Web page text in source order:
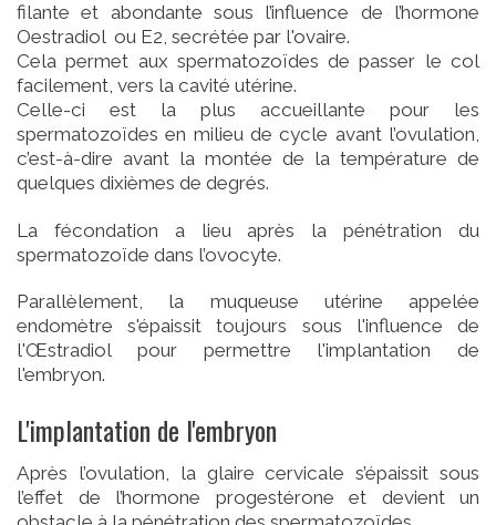
filante et abondante sous l’influence de l’hormone
Oestradiol ou E2, secrétée par l'ovaire.
Cela permet aux spermatozoïdes de passer le col
facilement, vers la cavité utérine.
Celle-ci est la plus accueillante pour les
spermatozoïdes en milieu de cycle avant l’ovulation,
c’est-à-dire avant la montée de la température de
quelques dixièmes de degrés.
La fécondation a lieu après la pénétration du
spermatozoïde dans l’ovocyte.
Parallèlement, la muqueuse utérine appelée
endomètre s'épaissit toujours sous l'influence de
l'Œstradiol pour permettre l'implantation de
l'embryon.
L'implantation de l'embryon
Après l’ovulation, la glaire cervicale s’épaissit sous
l’effet de l’hormone progestérone et devient un